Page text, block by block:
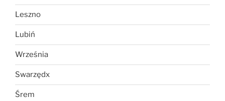
Leszno
Lubiń
Września
Swarzędx
Śrem